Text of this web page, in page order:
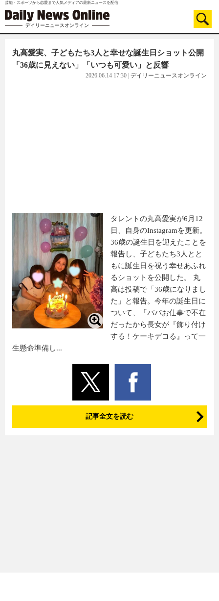
芸能・スポーツから恋愛まで人気メディアの最新ニュースを配信
デイリーニュースオンライン
丸高愛実、子どもたち3人と幸せな誕生日ショット公開
「36歳に見えない」「いつも可愛い」と反響
2026.06.14 17:30 デイリーニュースオンライン
タレントの丸高愛実が6月12
日、自身のInstagramを更新。
36歳の誕生日を迎えたことを
報告し、子どもたち3人とと
もに誕生日を祝う幸せあふれ
るショットを公開した。 丸
高は投稿で「36歳になりまし
た」と報告。今年の誕生日に
ついて、「パパお仕事で不在
だったから長女が『飾り付け
する！ケーキデコる』って一
生懸命準備し...
記事全文を読む